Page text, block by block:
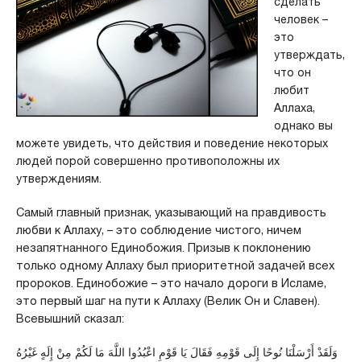
человек –
это
утверждать,
что он
любит
Аллаха,
однако вы
можете увидеть, что действия и поведение некоторых
людей порой совершенно противоположны их
утверждениям.
Самый главный признак, указывающий на правдивость
любви к Аллаху, – это соблюдение чистого, ничем
незапятнанного Единобожия. Призыв к поклонению
только одному Аллаху был приоритетной задачей всех
пророков. Единобожие – это начало дороги в Исламе,
это первый шаг на пути к Аллаху (Велик Он и Славен).
Всевышний сказал:
وَلَقَدْ أَرْسَلْنَا نُوحًا إِلَى قَوْمِهِ فَقَالَ يَا قَوْمِ اعْبُدُوا اللَّهَ مَا لَكُمْ مِنْ إِلَهٍ غَيْرُهُ